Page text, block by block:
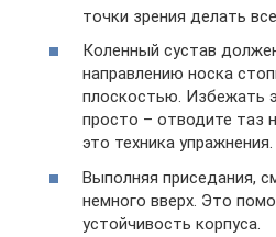
точки зрения делать
Коленный сустав
направлению носка
плоскостью. Избежать
просто – отводите таз
это техника упражнения.
Выполняя приседания,
немного вверх. Это
устойчивость корпуса.